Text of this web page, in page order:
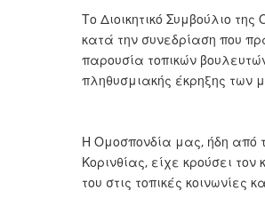
Το Διοικητικό Συμβούλιο
κατά την συνεδρίαση που
παρουσία τοπικών
πληθυσμιακής έκρηξης των
Η Ομοσπονδία μας, ήδη από
Κορινθίας, είχε κρούσει
του στις τοπικές κοινωνίες